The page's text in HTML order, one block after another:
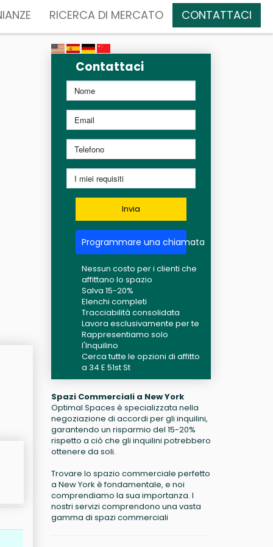
RICERCA DI MERCATO CONTATTACI
Contattaci
Invia
Programmare una chiamata
Nessun costo per i clienti che
affittano lo spazio
Salva 15-20%
Elenchi completi
Tracciabilità consolidata
Lavora esclusivamente per te
Rappresentiamo solo
l'Inquilino
Cerca tutte le opzioni di affitto
a 34 E 51st St
Spazi Commerciali a New York
Optimal Spaces è specializzata nella
negoziazione di accordi per gli inquilini,
garantendo un risparmio del 15-20%
rispetto a ciò che gli inquilini potrebbero
ottenere da soli.
Trovare lo spazio commerciale perfetto
a New York è fondamentale, e noi
comprendiamo la sua importanza. I
nostri servizi comprendono una vasta
gamma di spazi commerciali